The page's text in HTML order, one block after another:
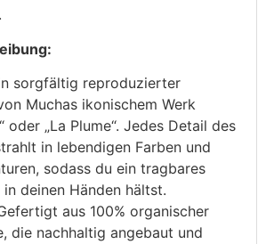
sorgfältig reproduzierter
Muchas ikonischem Werk
oder „La Plume“. Jedes Detail des
in lebendigen Farben und
sodass du ein tragbares
in deinen Händen hältst.
aus 100% organischer
die nachhaltig angebaut und